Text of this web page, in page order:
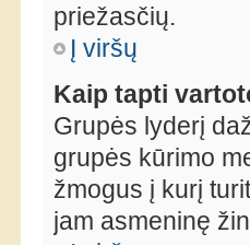
priežasčių.
Į viršų
Kaip tapti
Grupės lyderį
grupės kūrimo
žmogus į kurį
jam asmeninę